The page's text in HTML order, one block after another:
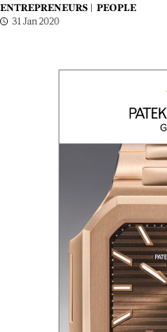
ENTREPRENEURS |
PEOPLE
31 Jan 2020